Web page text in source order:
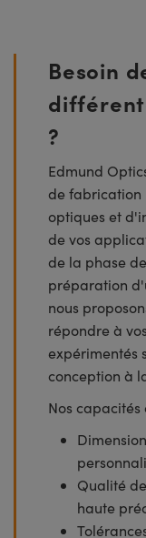
Besoin
?
Edmund
de fabrication
optiques et
de vos
de la phase
préparation
nous
répondre à
expérimentés
conception à
Nos
Qualité
haute